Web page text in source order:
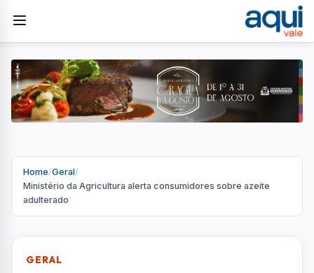
Home/Geral/
Ministério da Agricultura alerta consumidores sobre azeite
adulterado
GERAL